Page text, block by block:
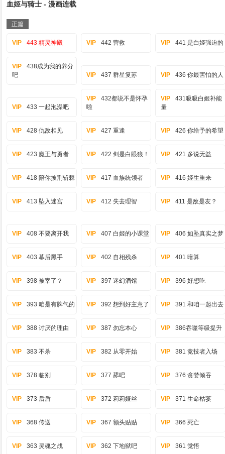
血姬与骑士 - 漫画连载
正篇
VIP 443 精灵神殿 VIP 442 营救 VIP 441 是白姬强迫的
VIP
438成为我的养分
吧
VIP 437 群星复苏 VIP 436 你最害怕的人
VIP 433 一起泡澡吧
VIP
432都说不是怀孕
啦
VIP
431吸吸白姬补能
量
VIP 428 仇敌相见 VIP 427 重逢 VIP 426 你给予的希望
VIP 423 魔王与勇者 VIP 422 剑是白眼狼！ VIP 421 多说无益
VIP 418 陪你披荆斩棘 VIP 417 血族统领者 VIP 416 姬生重来
VIP 413 坠入迷宫 VIP 412 失去理智 VIP 411 是敌是友？
VIP 408 不要离开我 VIP 407 白姬的小课堂 VIP 406 如坠真实之梦
VIP 403 幕后黑手 VIP 402 自相残杀 VIP 401 暗算
VIP 398 被宰了？ VIP 397 迷幻酒馆 VIP 396 好想吃
VIP 393 咱是有脾气的 VIP 392 想到好主意了 VIP 391 和咱一起出去
VIP 388 讨厌的理由 VIP 387 勿忘本心 VIP 386吞噬等级提升
VIP 383 不杀 VIP 382 从零开始 VIP 381 竞技者入场
VIP 378 临别 VIP 377 舔吧 VIP 376 贪婪倾吞
VIP 373 后盾 VIP 372 莉莉娅丝 VIP 371 生命枯萎
VIP 368 传送 VIP 367 额头贴贴 VIP 366 死亡
VIP 363 灵魂之战 VIP 362 下地狱吧 VIP 361 觉悟